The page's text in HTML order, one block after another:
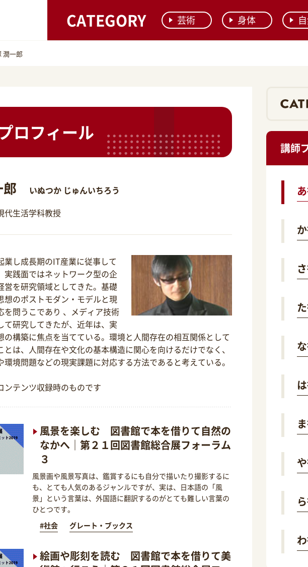
CATEGORY 芸術 身体
潤一郎
ロフィール
いぬつか じゅんいちろう
代生活学科教授
業し成長期のIT産業に従事して
実践面ではネットワーク型の企
営を研究領域としてきた。基礎
想のポストモダン・モデルと現
を問うこであり 、メディア技術
て研究してきたが、近年は、実
の構築に焦点を当てている。環境と人間存在の相互関係として
とは、人間存在や文化の基本構造に関心を向けるだけでなく、
環境問題などの現実課題に対応する方法であると考えている。
テンツ収録時のものです
風景を楽しむ 図書館で本を借りて自然の
なかへ｜第２１回図書館総合展フォーラム
３
風景画や風景写真は、鑑賞するにも自分で描いたり撮影するに
も、とても人気のあるジャンルですが、実は、日本語の「風
景」という言葉は、外国語に翻訳するのがとても難しい言葉の
ひとつです。
#社会
グレート・ブックス
絵画や彫刻を読む 図書館で本を借りて美
講師